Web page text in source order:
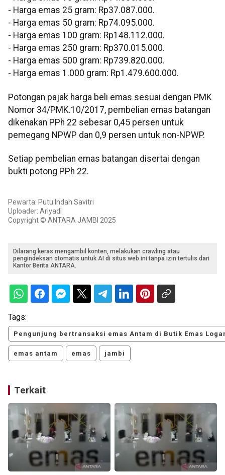
- Harga emas 25 gram: Rp37.087.000.
- Harga emas 50 gram: Rp74.095.000.
- Harga emas 100 gram: Rp148.112.000.
- Harga emas 250 gram: Rp370.015.000.
- Harga emas 500 gram: Rp739.820.000.
- Harga emas 1.000 gram: Rp1.479.600.000.
Potongan pajak harga beli emas sesuai dengan PMK
Nomor 34/PMK.10/2017, pembelian emas batangan
dikenakan PPh 22 sebesar 0,45 persen untuk
pemegang NPWP dan 0,9 persen untuk non-NPWP.
Setiap pembelian emas batangan disertai dengan
bukti potong PPh 22.
Pewarta: Putu Indah Savitri
Uploader: Ariyadi
Copyright © ANTARA JAMBI 2025
Dilarang keras mengambil konten, melakukan crawling atau
pengindeksan otomatis untuk AI di situs web ini tanpa izin tertulis dari
Kantor Berita ANTARA.
Tags:
Pengunjung bertransaksi emas Antam di Butik Emas
emas antam emas jambi
Terkait